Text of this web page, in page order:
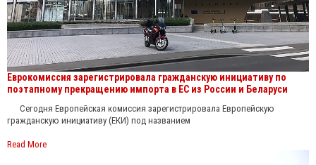
Еврокомиссия зарегистрировала гражданскую инициативу по
поэтапному прекращению импорта в ЕС из России и Беларуси
Сегодня Европейская комиссия зарегистрировала Европейскую
гражданскую инициативу (ЕКИ) под названием
Read More